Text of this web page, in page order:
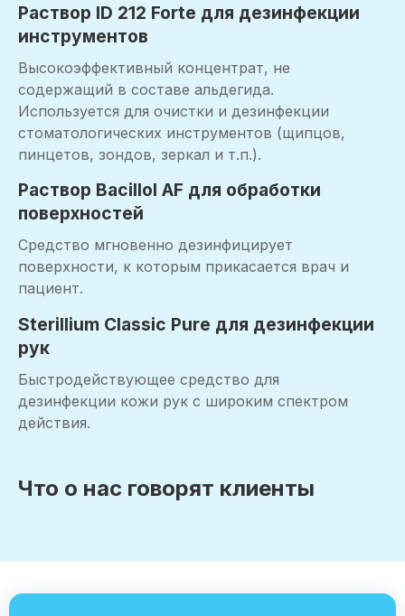
Раствор ID 212 Forte для дезинфекции
инструментов
Высокоэффективный концентрат, не
содержащий в составе альдегида.
Используется для очистки и дезинфекции
стоматологических инструментов (щипцов,
пинцетов, зондов, зеркал и т.п.).
Раствор Bacillol AF для обработки
поверхностей
Средство мгновенно дезинфицирует
поверхности, к которым прикасается врач и
пациент.
Sterillium Classic Pure для дезинфекции
рук
Быстродействующее средство для
дезинфекции кожи рук с широким спектром
действия.
Что о нас говорят клиенты